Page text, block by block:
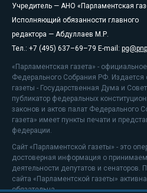
Учредитель — АНО «Парламентская
Исполняющий обязанности главного
редактора — Абдуллаев М.Р.
Тел.: +7 (495) 637–69–79 E-mail:
«Парламентская газета» -
Федерального Собрания РФ. Издается
газеты - Государственная Дума и
публикатор федеральных
законов и актов палат Федерального
газета» имеет пункты печати и
федерации.
Сайт «Парламентской газеты» - это
достоверная информация о
деятельности депутатов и сенаторов.
сайта «Парламентской газеты»
обязательна.